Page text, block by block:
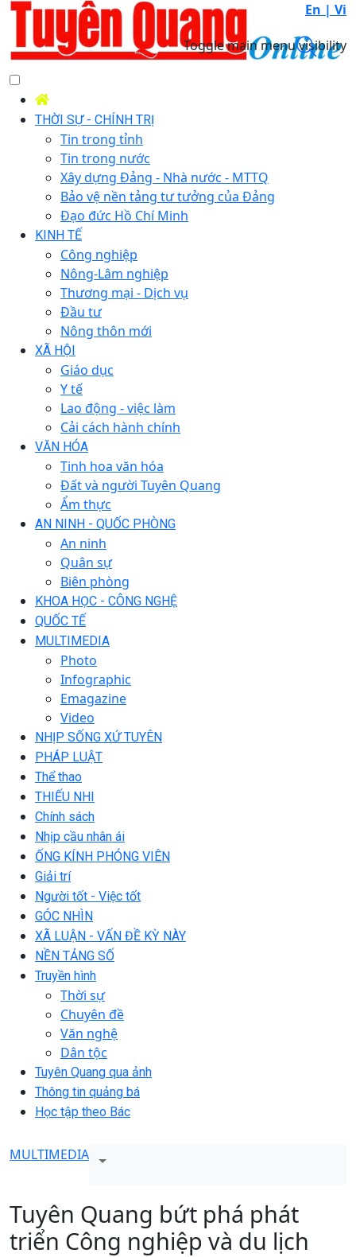
En | Vi
Toggle main menu visibility
THỜI SỰ - CHÍNH TRỊ
Tin trong tỉnh
Tin trong nước
Xây dựng Đảng - Nhà nước - MTTQ
Bảo vệ nền tảng tư tưởng của Đảng
Đạo đức Hồ Chí Minh
KINH TẾ
Công nghiệp
Nông-Lâm nghiệp
Thương mại - Dịch vụ
Đầu tư
Nông thôn mới
XÃ HỘI
Giáo dục
Y tế
Lao động - việc làm
Cải cách hành chính
VĂN HÓA
Tinh hoa văn hóa
Đất và người Tuyên Quang
Ẩm thực
AN NINH - QUỐC PHÒNG
An ninh
Quân sự
Biên phòng
KHOA HỌC - CÔNG NGHỆ
QUỐC TẾ
MULTIMEDIA
Photo
Infographic
Emagazine
Video
NHỊP SỐNG XỨ TUYÊN
PHÁP LUẬT
Thể thao
THIẾU NHI
Chính sách
Nhịp cầu nhân ái
ỐNG KÍNH PHÓNG VIÊN
Giải trí
Người tốt - Việc tốt
GÓC NHÌN
XÃ LUẬN - VẤN ĐỀ KỲ NÀY
NỀN TẢNG SỐ
Truyền hình
Thời sự
Chuyên đề
Văn nghệ
Dân tộc
Tuyên Quang qua ảnh
Thông tin quảng bá
Học tập theo Bác
MULTIMEDIA
Tuyên Quang bứt phá phát
triển Công nghiệp và du lịch